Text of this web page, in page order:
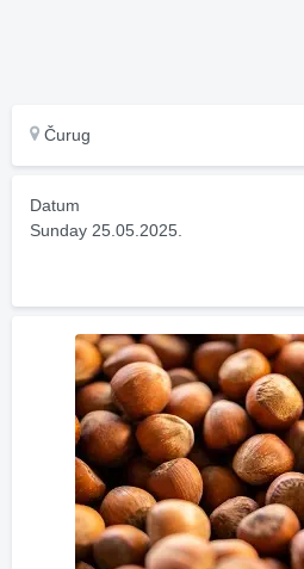
Čurug
Datum
Sunday 25.05.2025.